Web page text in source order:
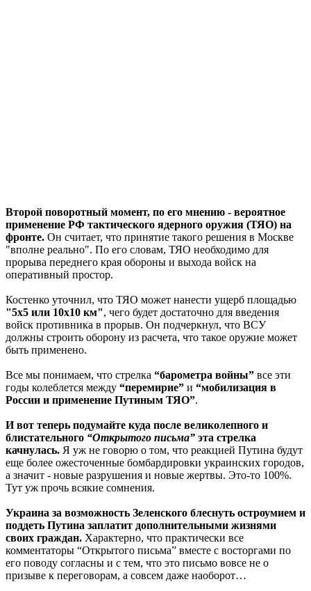
Второй поворотный момент, по его мнению - вероятное
применение РФ тактического ядерного оружия (ТЯО) на
фронте. Он считает, что принятие такого решения в Москве
"вполне реально". По его словам, ТЯО необходимо для
прорыва переднего края обороны и выхода войск на
оперативный простор.
Костенко уточнил, что ТЯО может нанести ущерб площадью
"5х5 или 10х10 км", чего будет достаточно для введения
войск противника в прорыв. Он подчеркнул, что ВСУ
должны строить оборону из расчета, что такое оружие может
быть применено.
Все мы понимаем, что стрелка “барометра войны” все эти
годы колеблется между “перемирие” и “мобилизация в
России и применение Путиным ТЯО”.
И вот теперь подумайте куда после великолепного и
блистательного “Открытого письма” эта стрелка
качнулась. Я уж не говорю о том, что реакцией Путина будут
еще более ожесточенные бомбардировки украинских городов,
а значит - новые разрушения и новые жертвы. Это-то 100%.
Тут уж прочь всякие сомнения.
Украина за возможность Зеленского блеснуть остроумием и
поддеть Путина заплатит дополнительными жизнями
своих граждан. Характерно, что практически все
комментаторы “Открытого письма” вместе с восторгами по
его поводу согласны и с тем, что это письмо вовсе не о
призыве к переговорам, а совсем даже наоборот…